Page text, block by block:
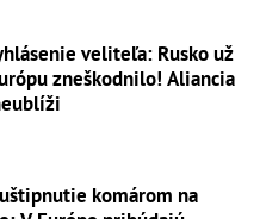
veliteľa: Rusko už
zneškodnilo! Aliancia
komárom na